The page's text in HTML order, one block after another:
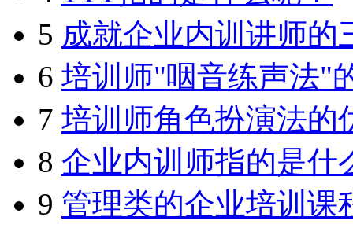
5 成就企业内训讲师的
6 培训师"咽音练声法"
7 培训师角色扮演法的
8 企业内训师指的是什
9 管理类的企业培训课